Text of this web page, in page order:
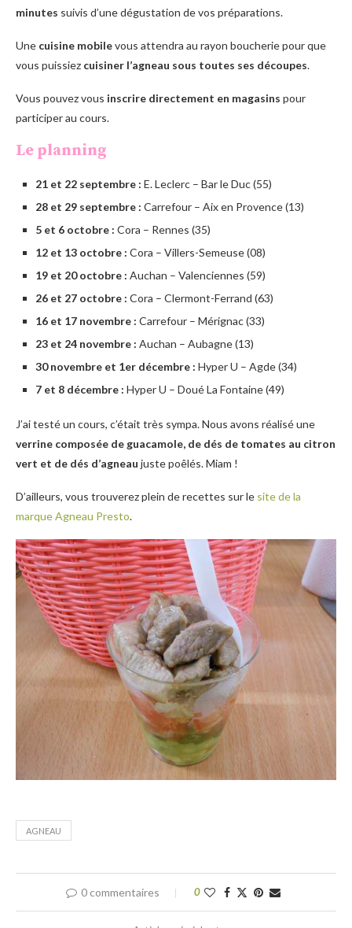
minutes suivis d’une dégustation de vos préparations.
Une cuisine mobilevous attendra au rayon boucherie pour que
vous puissiez cuisiner l’agneau sous toutes ses découpes.
Vous pouvez vous inscrire directement en magasins pour
participer au cours.
Le planning
21 et 22 septembre : E. Leclerc – Bar le Duc (55)
28 et 29 septembre : Carrefour – Aix en Provence (13)
5 et 6 octobre : Cora – Rennes (35)
12 et 13 octobre : Cora – Villers-Semeuse (08)
19 et 20 octobre : Auchan – Valenciennes (59)
26 et 27 octobre : Cora – Clermont-Ferrand (63)
16 et 17 novembre : Carrefour – Mérignac (33)
23 et 24 novembre : Auchan – Aubagne (13)
30 novembre et 1er décembre : Hyper U – Agde (34)
7 et 8 décembre : Hyper U – Doué La Fontaine (49)
J’ai testé un cours, c’était très sympa. Nous avons réalisé une
verrine composée de guacamole, de dés de tomates au citron
vert et de dés d’agneau juste poêlés. Miam !
D’ailleurs, vous trouverez plein de recettes sur le site de la
marque Agneau Presto.
AGNEAU
0 commentaires 0